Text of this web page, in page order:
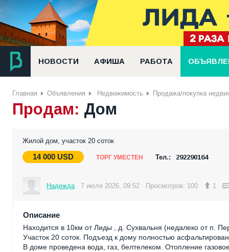
НОВОСТИ АФИША РАБОТА
Главная Объявления Недвижимость Продажа/покупка
Продам: Дом
Жилой дом, участок 20 соток
14 000 USD ТОРГ УМЕСТЕН Тел.: 292290164
Надежда 7 июля 2026, 09:52 Просмотров: 100 1
Описание
Находится в 10км от Лиды , д. Сухвальня (недалеко от п.
Участок 20 соток. Подъезд к дому полностью асфальтирован
В доме проведена вода, газ, белтелеком. Отопление